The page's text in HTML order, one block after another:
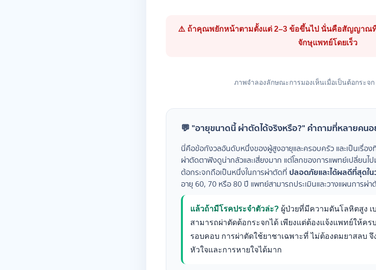
⚠️ ถ้าคุณพยักหน้าตามตั้งแต่ 2–3 ข้อขึ้นไป นั่นคือสัญญาณ
จักษุแพทย์โดยเร็ว
ภาพจำลองลักษณะการมองเห็นเมื่อเป็นต้อกระจ
💬 "อายุขนาดนี้ ผ่าตัดได้จริงหรือ?" คำถามที่หลายคน
นี่คือข้อกังวลอันดับหนึ่งของผู้สูงอายุและครอบครัว และเป็นเรื่องที่
ผ่าตัดตาฟังดูน่ากลัวและเสี่ยงมาก แต่โลกของการแพทย์เปลี่ยน
ต้อกระจกถือเป็นหนึ่งในการผ่าตัดที่ ปลอดภัยและได้ผลดีที่สุดใ
อายุ 60, 70 หรือ 80 ปี แพทย์สามารถประเมินและวางแผนการผ่
แล้วถ้ามีโรคประจำตัวล่ะ? ผู้ป่วยที่มีความดันโลหิตสูง เ
สามารถผ่าตัดต้อกระจกได้ เพียงแต่ต้องแจ้งแพทย์ให้คร
รอบคอบ การผ่าตัดใช้ยาชาเฉพาะที่ ไม่ต้องดมยาสลบ จึ
หัวใจและการหายใจได้มาก